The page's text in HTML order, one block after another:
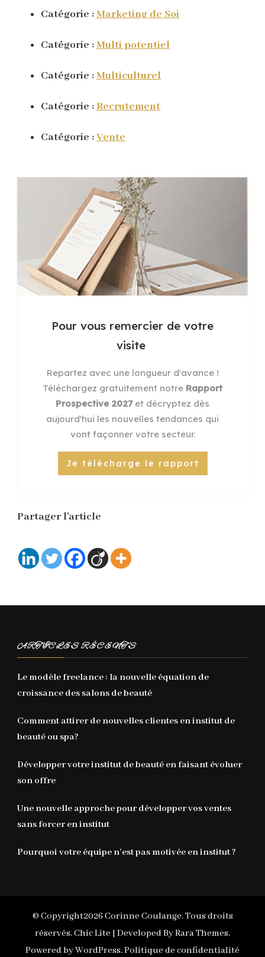
Catégorie :Marketing de Soi
Catégorie :Multi potentiel
Catégorie :Multiculturel
Catégorie :Recrutement
Catégorie :Vente
Pour vous remercier de votre
visite
Repartez avec une longueur d'avance !
Téléchargez gratuitement notre Rapport
Prospective 2027et décryptez dès
aujourd'hui les nouvelles tendances qui
vont façonner votre secteur.
Je télécharge le rapport
Partager l'article
ARTICLES RÉCENTS
Le modèle freelance : la nouvelle équation de
croissance des salons de beauté
Comment attirer de nouvelles clientes en institut de
beauté ou spa?
Développer votre institut de beauté en faisant évoluer
son offre
Une nouvelle approche pour développer vos ventes
sans forcer en institut
Pourquoi votre équipe n’est pas motivée en institut ?
© Copyright2026 Corinne Coulange. Tous droits
réservés. Chic Lite | Developed ByRara Themes.
Powered byWordPress.Politique de confidentialité